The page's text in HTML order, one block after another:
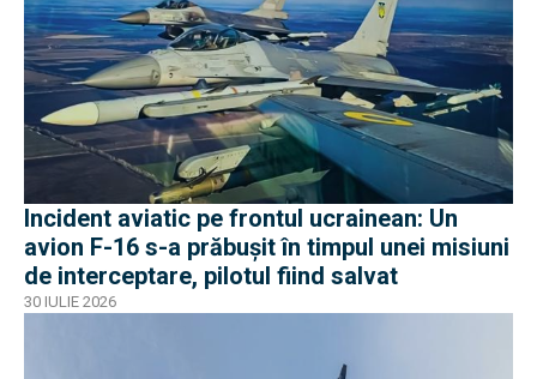
Incident aviatic pe frontul ucrainean: Un
avion F-16 s-a prăbușit în timpul unei misiuni
de interceptare, pilotul fiind salvat
30 IULIE 2026